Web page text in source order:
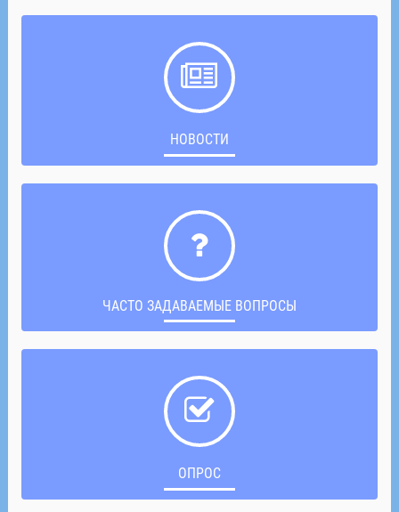
НОВОСТИ
ЧАСТО ЗАДАВАЕМЫЕ ВОПРОСЫ
ОПРОС